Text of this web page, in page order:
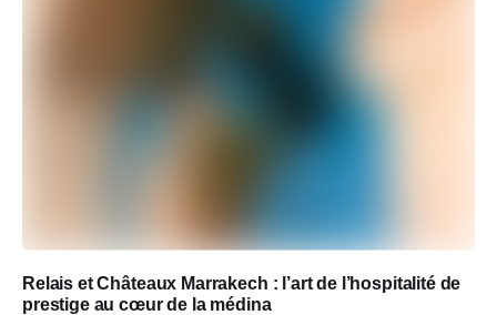
Relais et Châteaux Marrakech : l’art de l’hospitalité de
prestige au cœur de la médina